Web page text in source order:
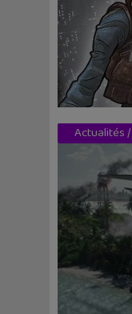
Actualités/